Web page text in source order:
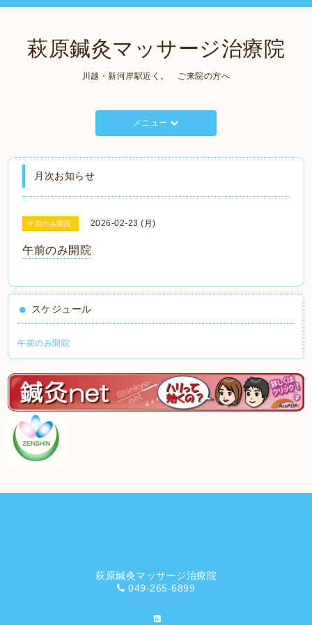
萩原鍼灸マッサージ治療院
川越・新河岸駅近く。 ご来院の方へ
メニュー
月次お知らせ
午前のみ開院 2026-02-23 (月)
午前のみ開院
スケジュール
午前のみ開院
萩原鍼灸マッサージ治療院
049-265-6899